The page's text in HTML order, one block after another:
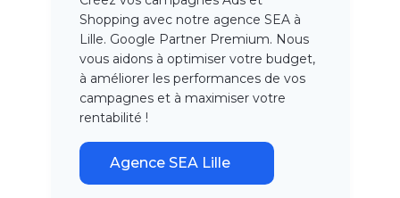
Shopping avec notre agence SEA à
Lille. Google Partner Premium. Nous
vous aidons à optimiser votre budget,
à améliorer les performances de vos
campagnes et à maximiser votre
rentabilité !
Agence SEA Lille